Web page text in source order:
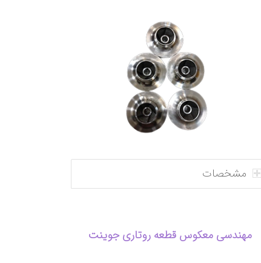
مشخصات
مهندسی معکوس قطعه روتاری جوینت